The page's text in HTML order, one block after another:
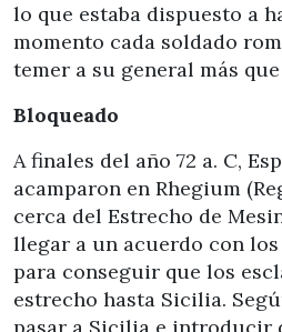
lo que estaba dispuesto a
momento cada soldado
temer a su general más
Bloqueado
A finales del año 72 a. C,
acamparon en Rhegium
cerca del Estrecho de
llegar a un acuerdo con
para conseguir que los
estrecho hasta Sicilia.